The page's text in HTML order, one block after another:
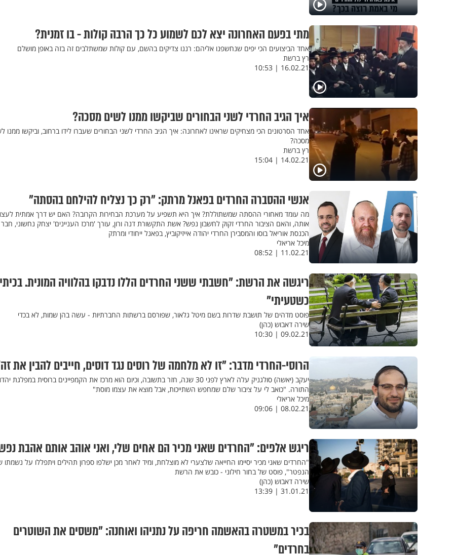
מתי בפעם האחרונה יצא לכם לשמוע כל כך הרבה קולות - בו זמנית?
אחד הביצועים הכי יפים שנחשפנו אליהם: רננו צדיקים בהשם, עם קולות שמשתלבים זה בזה באופן מושלם
רץ ברשת
16.02.21 | 10:53
איך הגיב החרדי לשני הבחורים שביקשו ממנו לשים מסכה?
אחד הסרטונים הכי מצחיקים שראינו לאחרונה: איך הגיב החרדי לשני הבחורים שעברו לידו ברחוב, וביקשו ממנו
מסכה?
רץ ברשת
14.02.21 | 15:04
אנשי ההסברה החרדים בפאנל מרתק: "רק כך נצליח להילחם בהסתה"
מה עומד מאחורי ההסתה שמשתוללת? איך היא תשפיע על מערכת הבחירות הקרובה? האם יש דרך אמתית
אותה, והאם הציבור החרדי זקוק לחשבון נפש? אשת התקשורת דנה ורון, עורך 'מרכז העניינים' יצחק נחשוני, חבר
הכנסת אוריאל בוסו והמסבירן החרדי יהודה אייזיקוביץ, בפאנל ייחודי ומרתק
מיכל אריאלי
11.02.21 | 08:52
ריגשה את הרשת: "חשבתי ששני החרדים הללו נדבקו בהלוויה המונית. בכיתי
כשטעיתי"
פוסט מדהים של תושבת שדרות בשם מיטל גלאור, שפורסם ברשתות החברתיות - עשה בהן שמות, לא בכדי
שירה דאבוש (כהן)
09.02.21 | 10:30
הרוסי-החרדי מדבר: "זו לא מלחמה של רוסים נגד דוסים, חייבים להבין את
יעקב (יאשה) סולגניק עלה לארץ לפני 30 שנה, חזר בתשובה, וכיום הוא מרכז את הקמפיינים ברוסית במפלגת
התורה. "כואב לי על ציבור שלם שמחפש השתייכות, אבל מוצא את עצמו מוסת"
מיכל אריאלי
08.02.21 | 09:06
ריגש אלפים: "החרדים שאני מכיר הם אחים שלי, ואני אוהב אותם אהבת
"החרדים שאני מכיר יסיימו החייאה שלצערי לא מוצלחת, ומיד לאחר מכן ישלפו ספרון תהילים ויתפללו על נשמתו
הנפטר", פוסט של בחור חילוני - כובש את הרשת
שירה דאבוש (כהן)
31.01.21 | 13:39
בכיר במשטרה בהאשמה חריפה על נתניהו ואוחנה: "משסים את השוטרים
בחרדים"